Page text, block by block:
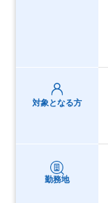
対象となる方
勤務地